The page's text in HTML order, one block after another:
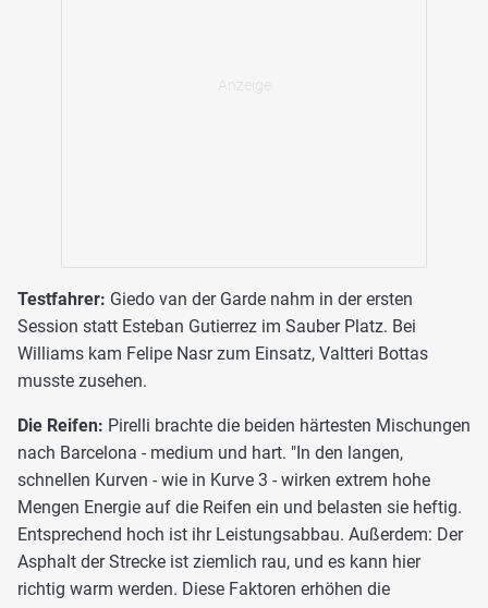
Testfahrer: Giedo van der Garde nahm in der ersten
Session statt Esteban Gutierrez im Sauber Platz. Bei
Williams kam Felipe Nasr zum Einsatz, Valtteri Bottas
musste zusehen.
Die Reifen: Pirelli brachte die beiden härtesten Mischungen
nach Barcelona - medium und hart. "In den langen,
schnellen Kurven - wie in Kurve 3 - wirken extrem hohe
Mengen Energie auf die Reifen ein und belasten sie heftig.
Entsprechend hoch ist ihr Leistungsabbau. Außerdem: Der
Asphalt der Strecke ist ziemlich rau, und es kann hier
richtig warm werden. Diese Faktoren erhöhen die